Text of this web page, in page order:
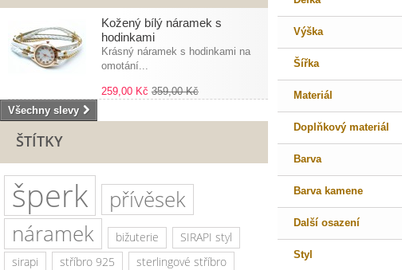
Kožený bílý náramek s
hodinkami
Krásný náramek s hodinkami na
omotání...
259,00 Kč 359,00 Kč
Všechny slevy
ŠTÍTKY
šperk
přívěsek
náramek
bižuterie
SIRAPI styl
sirapi
stříbro 925
sterlingové stříbro
Výška
Šířka
Materiál
Doplňkový materiál
Barva
Barva kamene
Další osazení
Styl